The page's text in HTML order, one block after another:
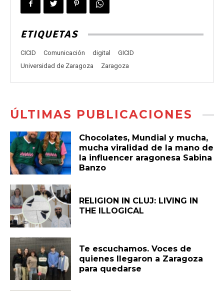
ETIQUETAS
CICID Comunicación digital
GICID
Universidad de Zaragoza
Zaragoza
ÚLTIMAS PUBLICACIONES
Chocolates, Mundial y mucha,
mucha viralidad de la mano de
la influencer aragonesa Sabina
Banzo
RELIGION IN CLUJ: LIVING IN
THE ILLOGICAL
Te escuchamos. Voces de
quienes llegaron a Zaragoza
para quedarse